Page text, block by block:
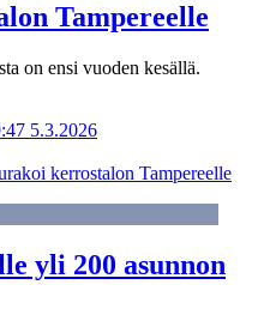
Tampereelle
on ensi vuoden kesällä.
5.3.2026
kerrostalon Tampereelle
yli 200 asunnon